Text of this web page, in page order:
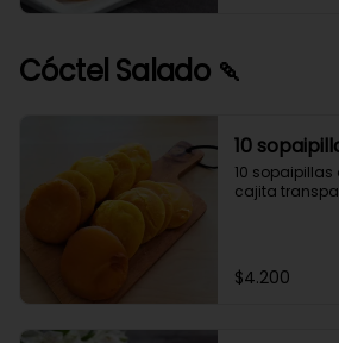
Cóctel Salado 🍡
10
10
cajita
$4.200